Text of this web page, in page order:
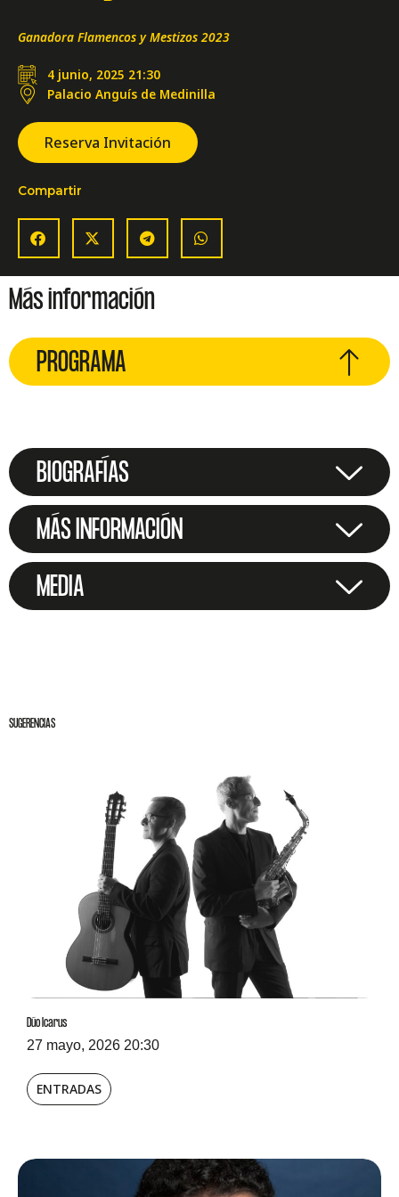
Más información
PROGRAMA
BIOGRAFÍAS
MÁS INFORMACIÓN
MEDIA
SUGERENCIAS
Dúo Icarus
27 mayo, 2026 20:30
ENTRADAS
Ganadora Flamencos y Mestizos 2023
4 junio, 2025 21:30
Palacio Anguís de Medinilla
Reserva Invitación
Compartir